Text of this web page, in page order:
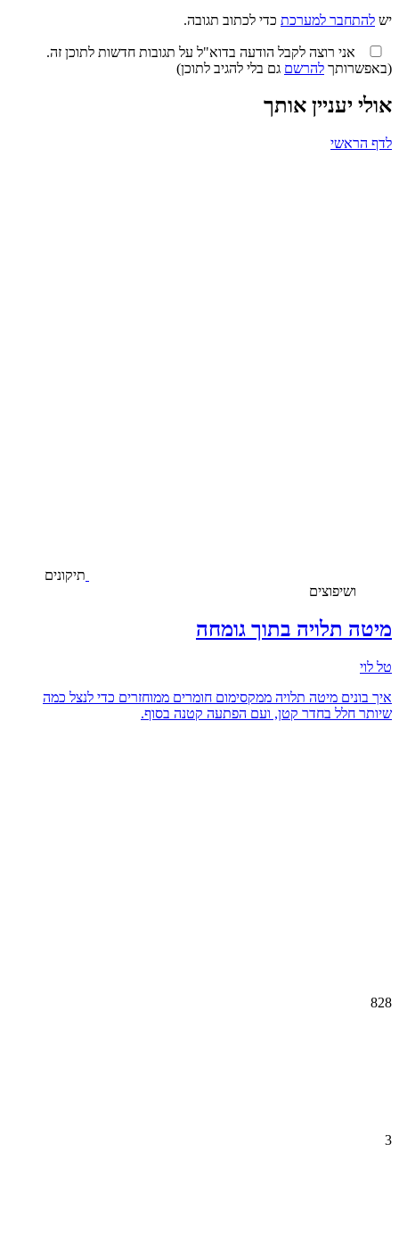
יש להתחבר למערכת כדי לכתוב תגובה.
אני רוצה לקבל הודעה בדוא"ל על תגובות חדשות לתוכן זה.
(באפשרותך להרשם גם בלי להגיב לתוכן)
אולי יעניין אותך
לדף הראשי
תיקונים
ושיפוצים
מיטה תלויה בתוך גומחה
טל לוי
איך בונים מיטה תלויה ממקסימום חומרים ממוחזרים כדי לנצל כמה
שיותר חלל בחדר קטן, ועם הפתעה קטנה בסוף.
828
3